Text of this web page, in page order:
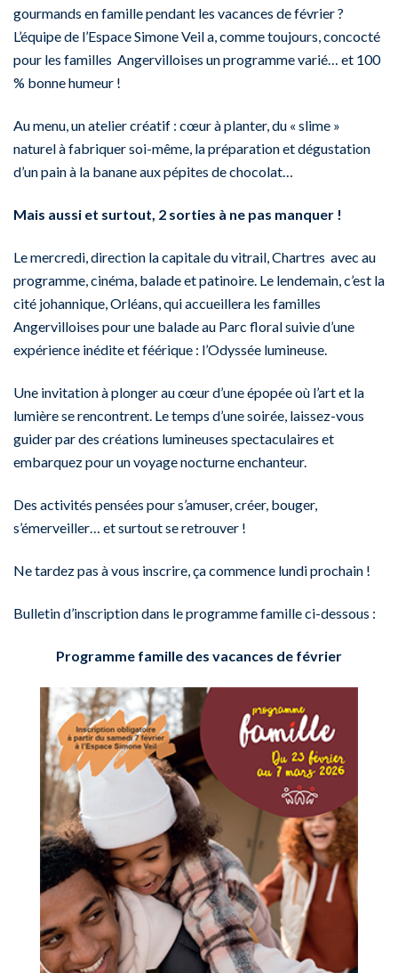
gourmands en famille pendant les vacances de février ?
L’équipe de l’Espace Simone Veil a, comme toujours, concocté
pour les familles Angervilloises un programme varié… et 100
% bonne humeur !
Au menu, un atelier créatif : cœur à planter, du « slime »
naturel à fabriquer soi-même, la préparation et dégustation
d’un pain à la banane aux pépites de chocolat…
Mais aussi et surtout, 2 sorties à ne pas manquer !
Le mercredi, direction la capitale du vitrail, Chartres avec au
programme, cinéma, balade et patinoire. Le lendemain, c’est la
cité johannique, Orléans, qui accueillera les familles
Angervilloises pour une balade au Parc floral suivie d’une
expérience inédite et féérique : l’Odyssée lumineuse.
Une invitation à plonger au cœur d’une épopée où l’art et la
lumière se rencontrent. Le temps d’une soirée, laissez-vous
guider par des créations lumineuses spectaculaires et
embarquez pour un voyage nocturne enchanteur.
Des activités pensées pour s’amuser, créer, bouger,
s’émerveiller… et surtout se retrouver !
Ne tardez pas à vous inscrire, ça commence lundi prochain !
Bulletin d’inscription dans le programme famille ci-dessous :
Programme famille des vacances de février